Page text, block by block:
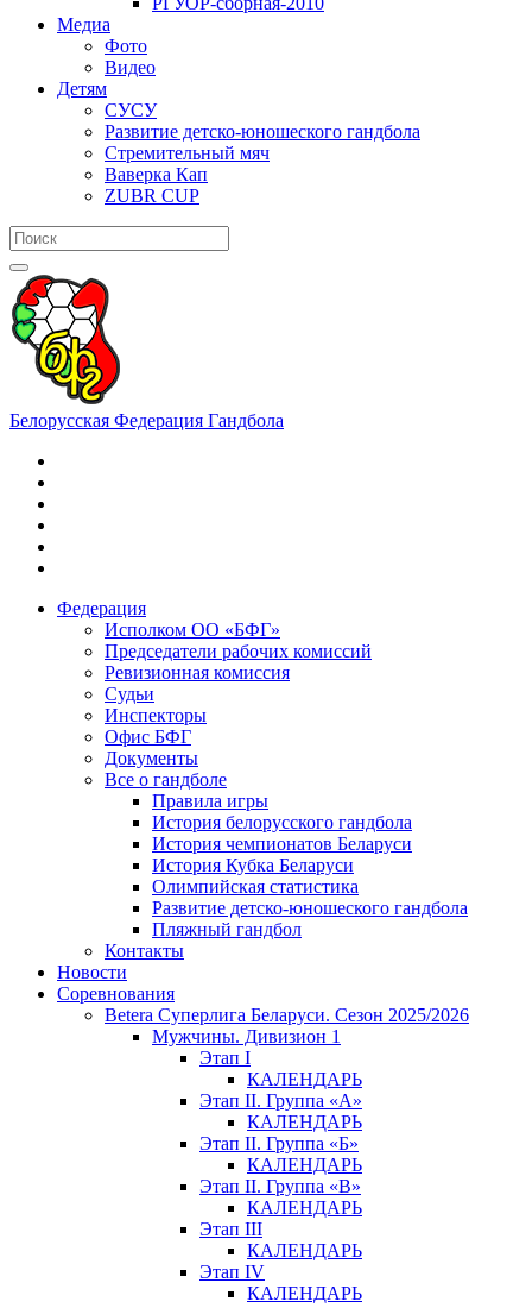
Медиа
Фото
Видео
Детям
СУСУ
Развитие детско-юношеского гандбола
Стремительный мяч
Ваверка Кап
ZUBR CUP
Белорусская Федерация Гандбола
Федерация
Исполком ОО «БФГ»
Председатели рабочих комиссий
Ревизионная комиссия
Судьи
Инспекторы
Офис БФГ
Документы
Все о гандболе
Правила игры
История белорусского гандбола
История чемпионатов Беларуси
История Кубка Беларуси
Олимпийская статистика
Развитие детско-юношеского гандбола
Пляжный гандбол
Контакты
Новости
Соревнования
Betera Суперлига Беларуси. Сезон 2025/2026
Мужчины. Дивизион 1
Этап I
КАЛЕНДАРЬ
Этап II. Группа «А»
КАЛЕНДАРЬ
Этап II. Группа «Б»
КАЛЕНДАРЬ
Этап II. Группа «В»
КАЛЕНДАРЬ
Этап III
КАЛЕНДАРЬ
Этап IV
КАЛЕНДАРЬ